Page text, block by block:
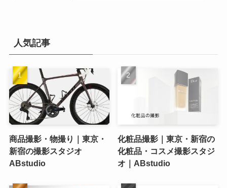
人気記事
商品撮影・物撮り｜東京・
新宿の撮影スタジオ
ABstudio
化粧品撮影｜東京・新宿の
化粧品・コスメ撮影スタジ
オ｜ABstudio